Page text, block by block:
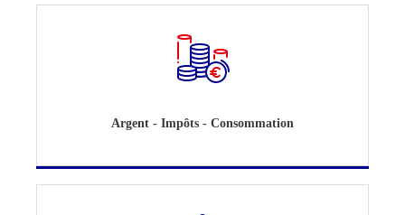
Argent - Impôts - Consommation